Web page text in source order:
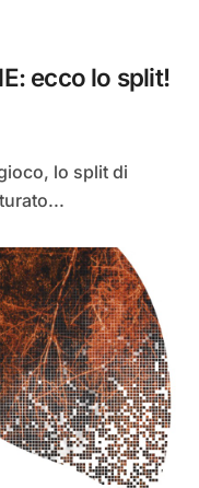
ecco lo split!